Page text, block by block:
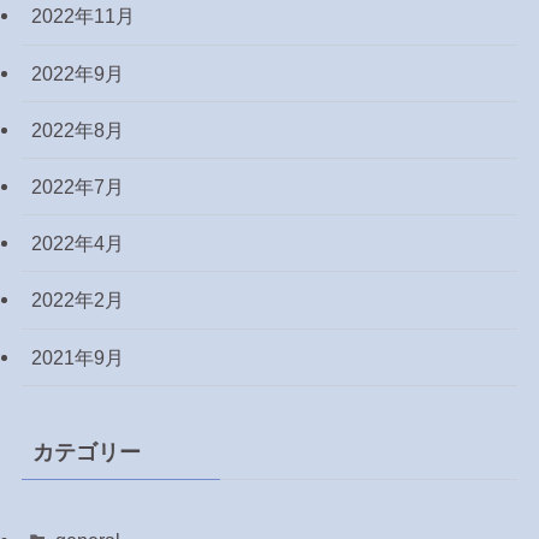
2022年11月
2022年9月
2022年8月
2022年7月
2022年4月
2022年2月
2021年9月
カテゴリー